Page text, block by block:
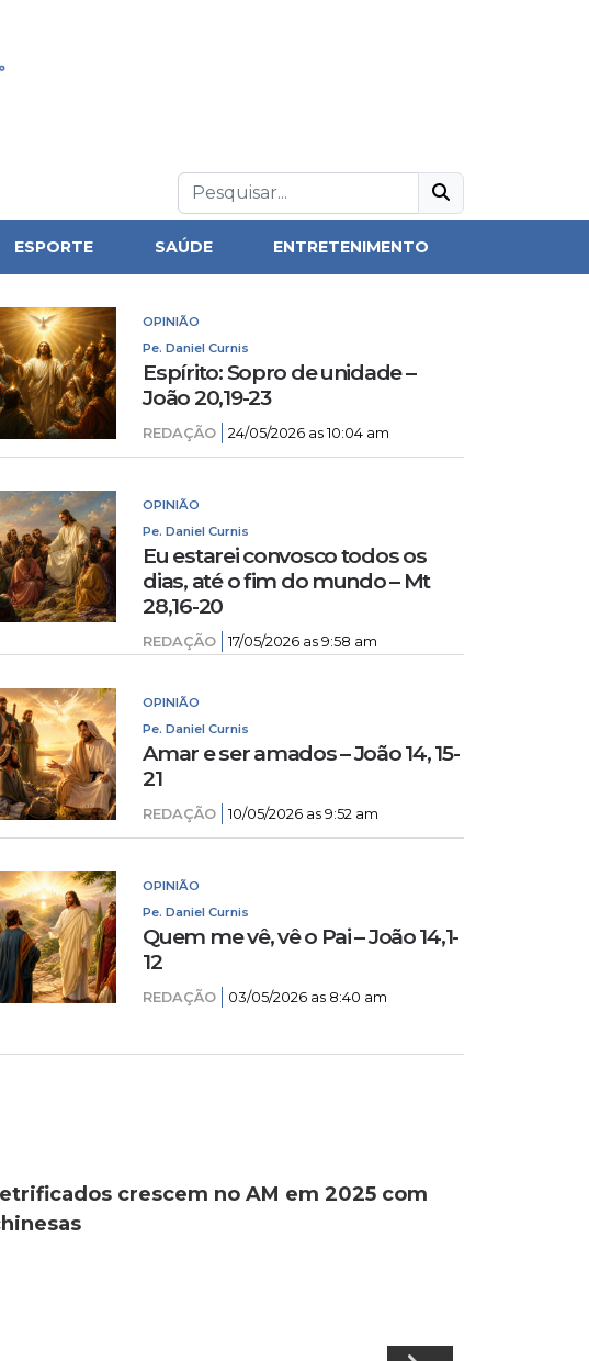
ESPORTE SAÚDE ENTRETENIMENTO
OPINIÃO
Pe. Daniel Curnis
Espírito: Sopro de unidade –
João 20,19-23
REDAÇÃO 24/05/2026 as 10:04 am
OPINIÃO
Pe. Daniel Curnis
Eu estarei convosco todos os
dias, até o fim do mundo – Mt
28,16-20
REDAÇÃO 17/05/2026 as 9:58 am
OPINIÃO
Pe. Daniel Curnis
Amar e ser amados – João 14, 15-
21
REDAÇÃO 10/05/2026 as 9:52 am
OPINIÃO
Pe. Daniel Curnis
Quem me vê, vê o Pai – João 14,1-
12
REDAÇÃO 03/05/2026 as 8:40 am
crescem no AM em 2025 com